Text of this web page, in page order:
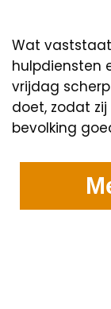
Wat
hulpdiensten
vrijdag
doet, zodat
bevolking